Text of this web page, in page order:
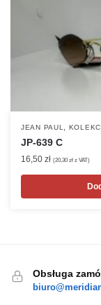
JEAN PAUL,
JP-639 C
16,50 zł (20,30 zł z VAT)
Obsługa